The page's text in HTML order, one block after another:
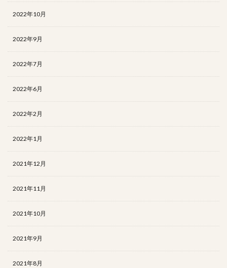
2022年10月
2022年9月
2022年7月
2022年6月
2022年2月
2022年1月
2021年12月
2021年11月
2021年10月
2021年9月
2021年8月